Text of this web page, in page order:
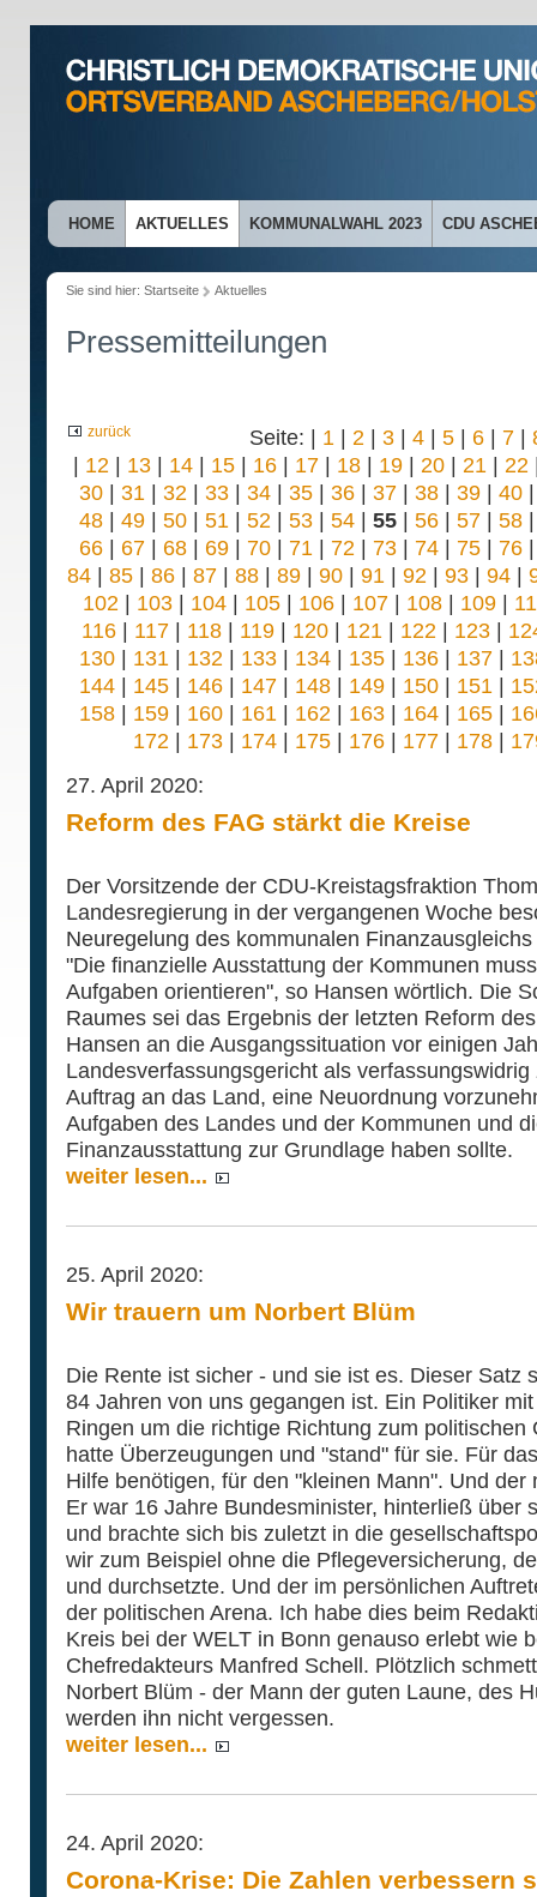
HOME AKTUELLES KOMMUNALWAHL 2023 CDU
Sie sind hier: Startseite Aktuelles
Pressemitteilungen
zurück Seite: | 1 | 2 | 3 | 4 | 5 | 6 | 7 |
| 12 | 13| 14| 15| 16| 17| 18| 19| 20| 21 | 22
30| 31 | 32 | 33| 34| 35| 36| 37| 38| 39| 40
48| 49| 50| 51 | 52 | 53| 54| 55| 56| 57| 58
66| 67| 68| 69| 70| 71 | 72 | 73| 74| 75| 76
84| 85| 86| 87| 88| 89| 90| 91 | 92 | 93| 94|
102 | 103 | 104 | 105 | 106 | 107 | 108 | 109 |
116| 117| 118| 119| 120| 121 | 122 | 123|
130| 131 | 132 | 133| 134| 135| 136| 137|
144| 145| 146| 147| 148| 149| 150| 151 |
158| 159| 160| 161 | 162 | 163| 164| 165|
172 | 173| 174| 175| 176| 177| 178|
27. April 2020:
Reform des FAG stärkt die Kreise
Der Vorsitzende der CDU-Kreistagsfraktion
Landesregierung in der vergangenen Woche
Neuregelung des kommunalen
"Die finanzielle Ausstattung der Kommunen
Aufgaben orientieren", so Hansen wörtlich. Die
Raumes sei das Ergebnis der letzten Reform
Hansen an die Ausgangssituation vor einigen
Landesverfassungsgericht als
Auftrag an das Land, eine Neuordnung
Aufgaben des Landes und der Kommunen und
Finanzausstattung zur Grundlage haben sollte.
weiter lesen...
25. April 2020:
Wir trauern um Norbert Blüm
Die Rente ist sicher - und sie ist es. Dieser Satz
84 Jahren von uns gegangen ist. Ein Politiker
Ringen um die richtige Richtung zum
hatte Überzeugungen und "stand" für sie. Für
Hilfe benötigen, für den "kleinen Mann". Und
Er war 16 Jahre Bundesminister, hinterließ über
und brachte sich bis zuletzt in die
wir zum Beispiel ohne die Pflegeversicherung,
und durchsetzte. Und der im persönlichen
der politischen Arena. Ich habe dies beim
Kreis bei der WELT in Bonn genauso erlebt wie
Chefredakteurs Manfred Schell. Plötzlich
Norbert Blüm - der Mann der guten Laune, des
werden ihn nicht vergessen.
weiter lesen...
24. April 2020:
Corona-Krise: Die Zahlen verbessern